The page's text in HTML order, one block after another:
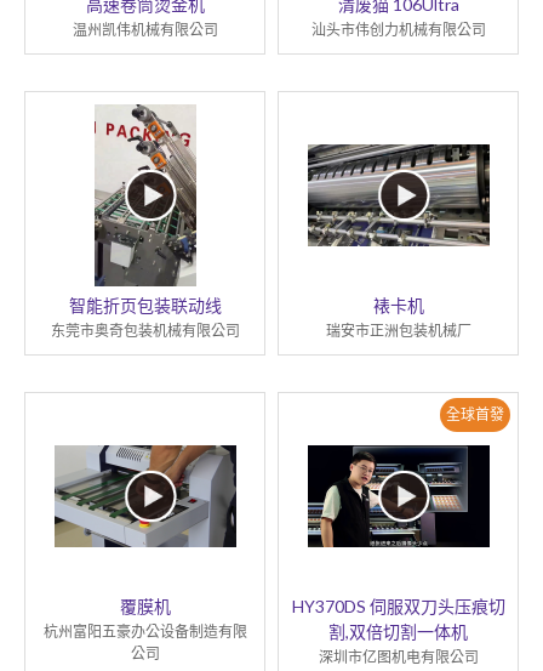
高速卷筒烫金机
温州凯伟机械有限公司
清废猫 106Ultra
汕头市伟创力机械有限公司
智能折页包装联动线
东莞市奥奇包装机械有限公司
裱卡机
瑞安市正洲包装机械厂
覆膜机
杭州富阳五豪办公设备制造有限
公司
全球首發
HY370DS 伺服双刀头压痕切
割,双倍切割一体机
深圳市亿图机电有限公司